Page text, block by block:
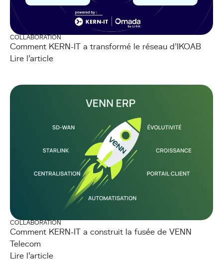
COLLABORATION
Comment KERN-IT a transformé le réseau d’IKOAB
Lire l'article
COLLABORATION
Comment KERN-IT a construit la fusée de VENN
Telecom
Lire l'article